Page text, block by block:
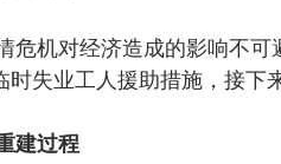
危机对经济造成的影响不
时失业工人援助措施，接下
建过程